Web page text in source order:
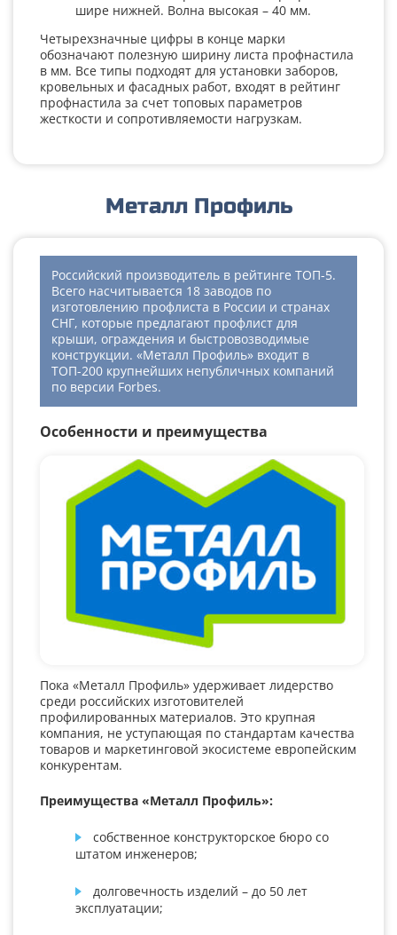
шире нижней. Волна высокая – 40 мм.
Четырехзначные цифры в конце марки
обозначают полезную ширину листа профнастила
в мм. Все типы подходят для установки заборов,
кровельных и фасадных работ, входят в рейтинг
профнастила за счет топовых параметров
жесткости и сопротивляемости нагрузкам.
Металл Профиль
Российский производитель в рейтинге ТОП-5.
Всего насчитывается 18 заводов по
изготовлению профлиста в России и странах
СНГ, которые предлагают профлист для
крыши, ограждения и быстровозводимые
конструкции. «Металл Профиль» входит в
ТОП-200 крупнейших непубличных компаний
по версии Forbes.
Особенности и преимущества
Пока «Металл Профиль» удерживает лидерство
среди российских изготовителей
профилированных материалов. Это крупная
компания, не уступающая по стандартам качества
товаров и маркетинговой экосистеме европейским
конкурентам.
Преимущества «Металл Профиль»:
собственное конструкторское бюро со
штатом инженеров;
долговечность изделий – до 50 лет
эксплуатации;